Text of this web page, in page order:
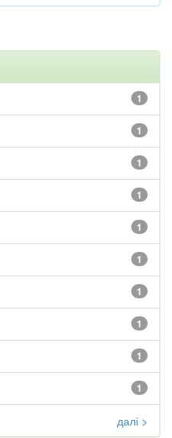
1
1
1
1
1
1
1
1
1
1
далі >